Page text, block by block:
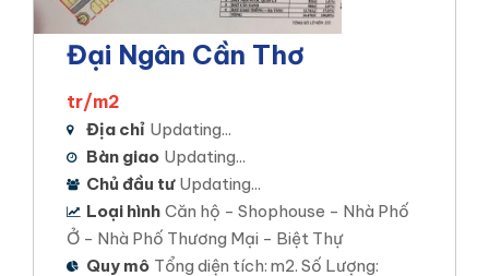
Đại Ngân Cần Thơ
tr/m2
Địa chỉ Updating...
Bàn giao Updating...
Chủ đầu tư Updating...
Loại hình Căn hộ - Shophouse - Nhà Phố
Ở - Nhà Phố Thương Mại - Biệt Thự
Quy mô Tổng diện tích: m2. Số Lượng: